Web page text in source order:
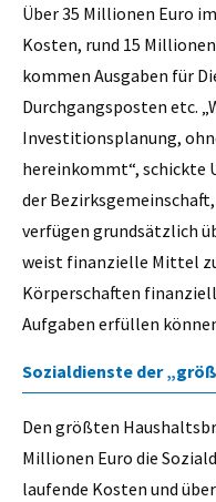
Über 35 Millionen Euro
Kosten, rund 15
kommen Ausgaben für
Durchgangsposten etc.
Investitionsplanung,
hereinkommt“, schickte
der
verfügen grundsätzlich
weist finanzielle Mittel
Körperschaften
Aufgaben erfüllen
Sozialdienste der
Den größten
Millionen Euro die
laufende Kosten und